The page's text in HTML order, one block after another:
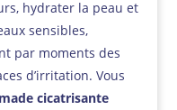
hydrater la peau et
sensibles,
par moments des
d’irritation. Vous
cicatrisante